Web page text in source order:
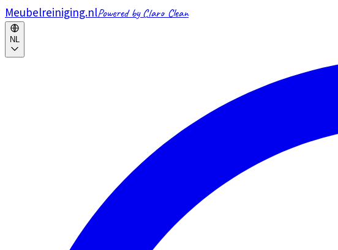
Meubelreiniging.nlPowered by Claro Clean
NL